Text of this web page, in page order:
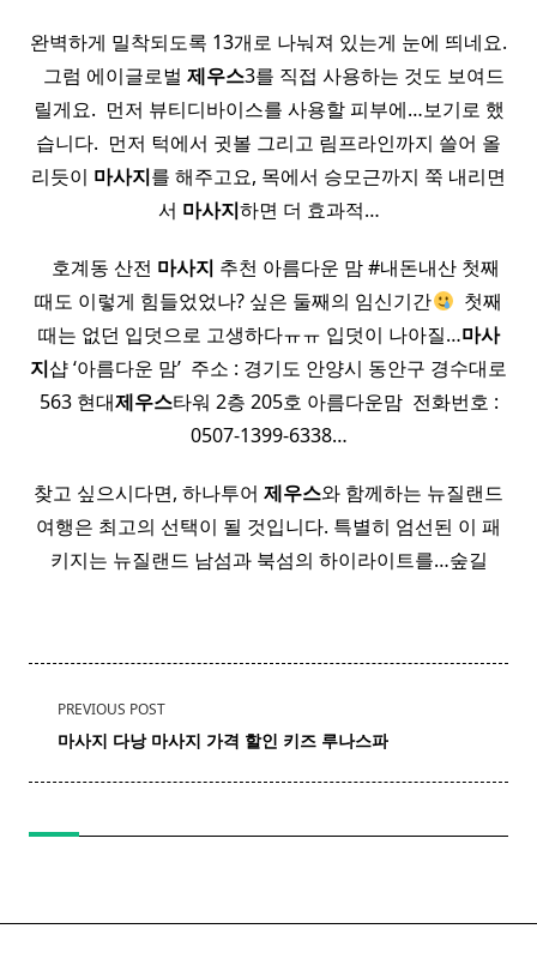
완벽하게 밀착되도록 13개로 나눠져 있는게 눈에 띄네요.
​ ​ 그럼 에이글로벌 제우스3를 직접 사용하는 것도 보여드
릴게요. ​ 먼저 뷰티디바이스를 사용할 피부에…보기로 했
습니다. ​ 먼저 턱에서 귓볼 그리고 림프라인까지 쓸어 올
리듯이 마사지를 해주고요, 목에서 승모근까지 쭉 내리면
서 마사지하면 더 효과적…
​ ​ ​ 호계동 산전 마사지 추천 아름다운 맘 #내돈내산 첫째
때도 이렇게 힘들었었나? 싶은 둘째의 임신기간
​ 첫째
때는 없던 입덧으로 고생하다ㅠㅠ 입덧이 나아질…마사
지샵 ‘아름다운 맘’ ​ 주소 : 경기도 안양시 동안구 경수대로
563 현대제우스타워 2층 205호 아름다운맘 ​ 전화번호 :
0507-1399-6338…
찾고 싶으시다면, 하나투어 제우스와 함께하는 뉴질랜드
여행은 최고의 선택이 될 것입니다. 특별히 엄선된 이 패
키지는 뉴질랜드 남섬과 북섬의 하이라이트를…숲길
<span
class="nav-
PREVIOUS POST
마사지 다낭 마사지 가격 할인 키즈 루나스파